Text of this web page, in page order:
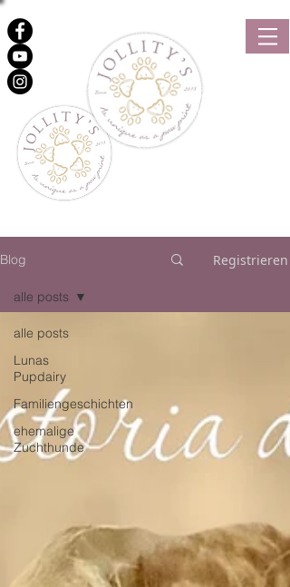
Blog Registrieren
alle posts
Lunas
Pupdairy
Familiengeschichten
ehemalige
Zuchthunde
alle posts